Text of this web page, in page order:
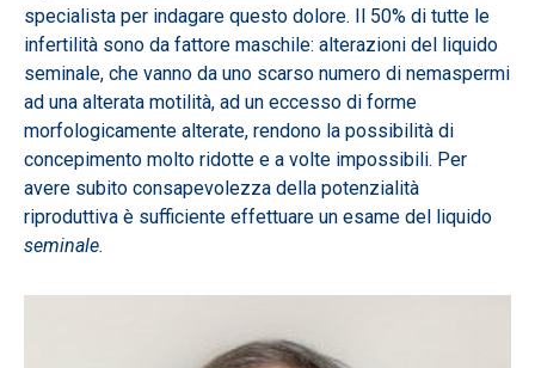
specialista per indagare questo dolore. Il 50% di tutte le
infertilità sono da fattore maschile: alterazioni del liquido
seminale, che vanno da uno scarso numero di nemaspermi
ad una alterata motilità, ad un eccesso di forme
morfologicamente alterate, rendono la possibilità di
concepimento molto ridotte e a volte impossibili. Per
avere subito consapevolezza della potenzialità
riproduttiva è sufficiente effettuare un esame del liquido
seminale.